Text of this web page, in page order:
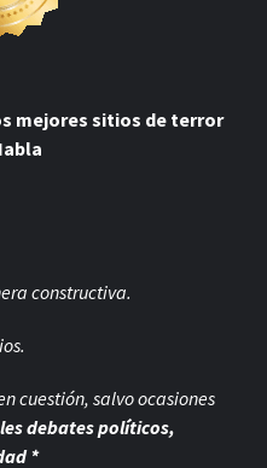
mejores sitios de terror
constructiva.
cuestión, salvo ocasiones
debates políticos,
*